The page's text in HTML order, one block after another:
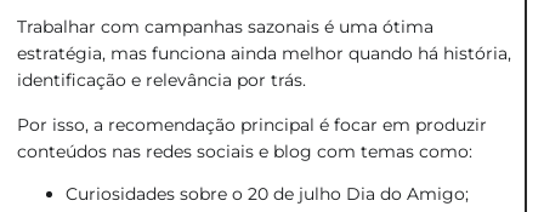
Trabalhar com campanhas sazonais é uma ótima
estratégia, mas funciona ainda melhor quando há história,
identificação e relevância por trás.
Por isso, a recomendação principal é focar em produzir
conteúdos nas redes sociais e blog com temas como:
Curiosidades sobre o 20 de julho Dia do Amigo;